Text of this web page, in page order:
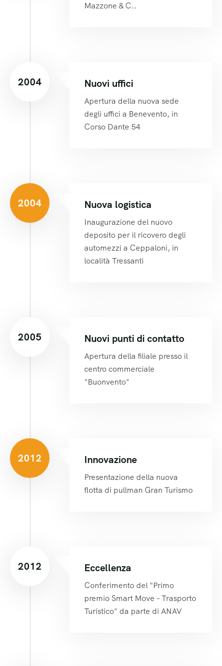
Mazzone & C..
2004 Nuovi uffici
Apertura della nuova sede
degli uffici a Benevento, in
Corso Dante 54
2004 Nuova logistica
Inaugurazione del nuovo
deposito per il ricovero degli
automezzi a Ceppaloni, in
località Tressanti
2005 Nuovi punti di contatto
Apertura della filiale presso il
centro commerciale
"Buonvento"
2012 Innovazione
Presentazione della nuova
flotta di pullman Gran Turismo
2012 Eccellenza
Conferimento del "Primo
premio Smart Move – Trasporto
Turistico" da parte di ANAV